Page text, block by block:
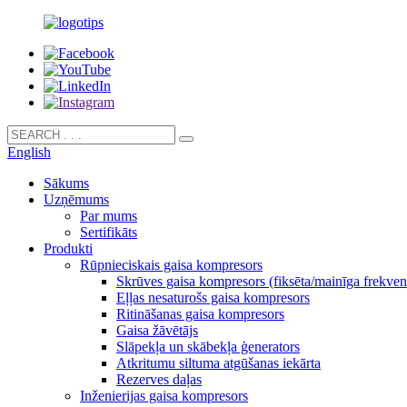
English
Sākums
Uzņēmums
Par mums
Sertifikāts
Produkti
Rūpnieciskais gaisa kompresors
Skrūves gaisa kompresors (fiksēta/mainīga
Eļļas nesaturošs gaisa kompresors
Ritināšanas gaisa kompresors
Gaisa žāvētājs
Slāpekļa un skābekļa ģenerators
Atkritumu siltuma atgūšanas iekārta
Rezerves daļas
Inženierijas gaisa kompresors